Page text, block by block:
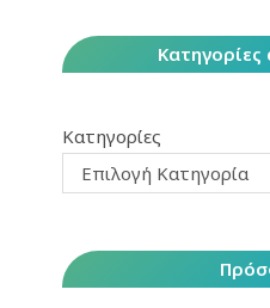
Κατηγορίες
Επιλογή Κατηγορία